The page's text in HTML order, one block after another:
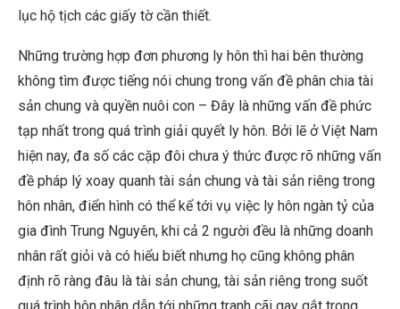
lục hộ tịch các giấy tờ cần thiết.
Những trường hợp đơn phương ly hôn thì hai bên thường
không tìm được tiếng nói chung trong vấn đề phân chia tài
sản chung và quyền nuôi con – Đây là những vấn đề phức
tạp nhất trong quá trình giải quyết ly hôn. Bởi lẽ ở Việt Nam
hiện nay, đa số các cặp đôi chưa ý thức được rõ những vấn
đề pháp lý xoay quanh tài sản chung và tài sản riêng trong
hôn nhân, điển hình có thể kể tới vụ việc ly hôn ngàn tỷ của
gia đình Trung Nguyên, khi cả 2 người đều là những doanh
nhân rất giỏi và có hiểu biết nhưng họ cũng không phân
định rõ ràng đâu là tài sản chung, tài sản riêng trong suốt